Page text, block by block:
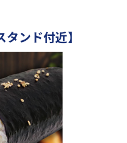
ンド付近】